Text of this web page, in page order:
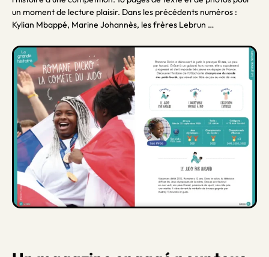
un moment de lecture plaisir. Dans les précédents numéros :
Kylian Mbappé, Marine Johannès, les frères Lebrun …